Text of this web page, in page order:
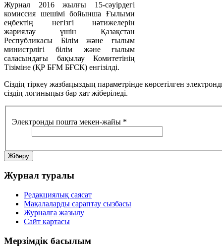
Журнал 2016 жылғы 15-сәуірдегі
комиссия шешімі бойынша Ғылыми
еңбектің негізгі нәтижелерін
жариялау үшін Қазақстан
Республикасы Білім және ғылым
министрлігі білім және ғылым
саласындағы бақылау Комитетінің
Тізіміне (ҚР БҒМ БҒСК) енгізілді.
Сіздің тіркеу жазбаңыздың параметрінде көрсетілген
сіздің логиныңыз бар хат жіберіледі.
Электронды пошта мекен-жайы *
Жіберу
Журнал туралы
Редакциялық саясат
Мақалаларды сараптау сызбасы
Журналға жазылу
Сайт картасы
Мерзімдік басылым